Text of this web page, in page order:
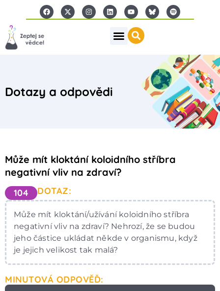
Dotazy a odpovědi
Může mít kloktání koloidního stříbra
negativní vliv na zdraví?
104 DOTAZ:
Může mít kloktání/užívání koloidního stříbra
negativní vliv na zdraví? Nehrozí, že se budou
jeho částice ukládat někde v organismu, když
je jejich velikost tak malá?
MINUTOVÁ ODPOVĚĎ: